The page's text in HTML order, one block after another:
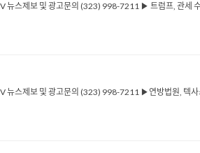
스제보 및 광고문의 (323) 998-7211 ▶ 트럼프, 관세
뉴스제보 및 광고문의 (323) 998-7211 ▶연방법원, 텍